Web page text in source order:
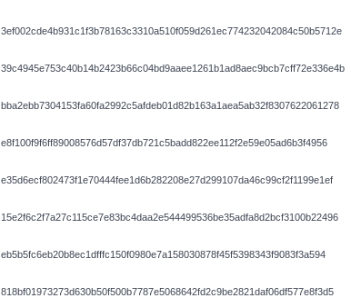
3ef002cde4b931c1f3b78163c3310a510f059d261ec774232042084c50b5712e
39c4945e753c40b14b2423b66c04bd9aaee1261b1ad8aec9bcb7cff72e336e4b
bba2ebb7304153fa60fa2992c5afdeb01d82b163a1aea5ab32f8307622061278
e8f100f9f6ff89008576d57df37db721c5badd822ee112f2e59e05ad6b3f4956
e35d6ecf802473f1e70444fee1d6b282208e27d299107da46c99cf2f1199e1ef
15e2f6c2f7a27c115ce7e83bc4daa2e544499536be35adfa8d2bcf3100b22496
eb5b5fc6eb20b8ec1dfffc150f0980e7a158030878f45f5398343f9083f3a594
818bf01973273d630b50f500b7787e5068642fd2c9be2821daf06df577e8f3d5